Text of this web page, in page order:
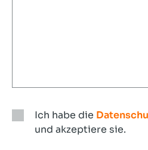
Ich habe die
und akzeptiere sie.